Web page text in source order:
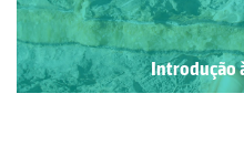
Introdução